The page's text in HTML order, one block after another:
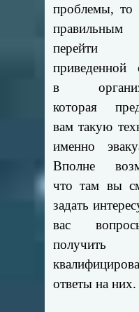
проблемы, то
правильным
приведенной
в
которая
вам такую
именно
Вполне
что там вы
задать
вас
получить
ответы на них.